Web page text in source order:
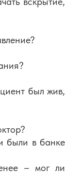
был жив,
были в банке
– мог ли